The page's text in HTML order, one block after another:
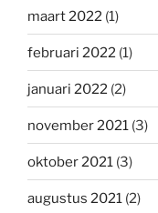
maart 2022 (1)
februari 2022 (1)
januari 2022 (2)
november 2021 (3)
oktober 2021 (3)
augustus 2021 (2)